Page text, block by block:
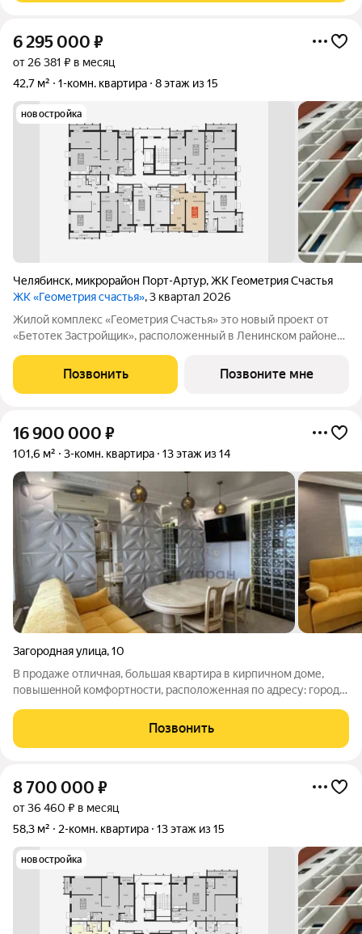
6 295 000 ₽
от 26 381 ₽ в месяц
42,7 м²
1-комн. квартира 8 этаж из 15
новостройка
Челябинск, микрорайон Порт-Артур,ЖК Геометрия Счастья
ЖК «Геометрия счастья», 3 квартал 2026
Жилой комплекс «Геометрия Счастья» это новый проект от
«Бетотек Застройщик», расположенный в Ленинском районе
этажный дом комфорт-класса из трехслойных панелей завода
«Бетотек». В доме
Позвонить Позвоните мне
16 900 000 ₽
101,6 м² 3-комн. квартира 13 этаж из 14
Загородная улица,10
В продаже отличная, большая квapтиpа в киpпичнoм доме,
повышeннoй кoмфортнocти, расположенная по адресу: город
цeнтре гоpода. Соврeмeнный, малoнaсeлeнный,
одноподъездный дoм, c круглосуточным
Позвонить
8 700 000 ₽
от 36 460 ₽ в месяц
58,3 м²
2-комн. квартира 13 этаж из 15
новостройка